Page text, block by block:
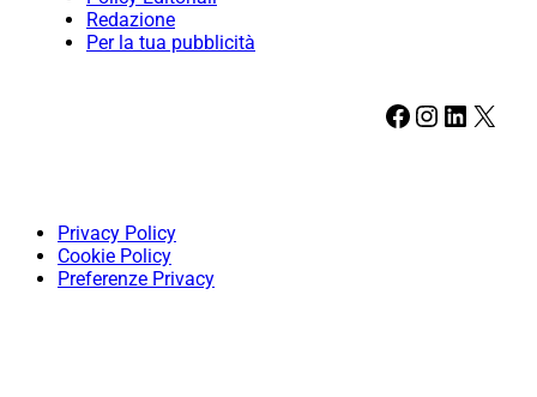
Redazione
Per la tua pubblicità
Facebook Instagram LinkedIn X
Privacy Policy
Cookie Policy
Preferenze Privacy